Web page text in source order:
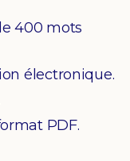
400 mots
électronique.
PDF.